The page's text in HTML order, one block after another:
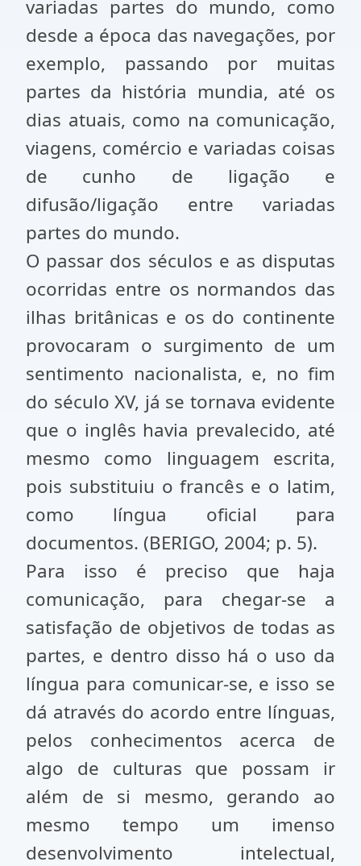
variadas partes do mundo, como
desde a época das navegações, por
exemplo, passando por muitas
partes da história mundia, até os
dias atuais, como na comunicação,
viagens, comércio e variadas coisas
de cunho de ligação e
difusão/ligação entre variadas
partes do mundo.
O passar dos séculos e as disputas
ocorridas entre os normandos das
ilhas britânicas e os do continente
provocaram o surgimento de um
sentimento nacionalista, e, no fim
do século XV, já se tornava evidente
que o inglês havia prevalecido, até
mesmo como linguagem escrita,
pois substituiu o francês e o latim,
como língua oficial para
documentos. (BERIGO, 2004; p. 5).
Para isso é preciso que haja
comunicação, para chegar-se a
satisfação de objetivos de todas as
partes, e dentro disso há o uso da
língua para comunicar-se, e isso se
dá através do acordo entre línguas,
pelos conhecimentos acerca de
algo de culturas que possam ir
além de si mesmo, gerando ao
mesmo tempo um imenso
desenvolvimento intelectual,